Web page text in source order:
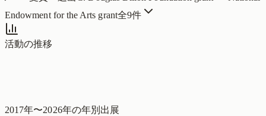
Endowment for the Arts grant全9件
活動の推移
2017年〜2026年の年別出展